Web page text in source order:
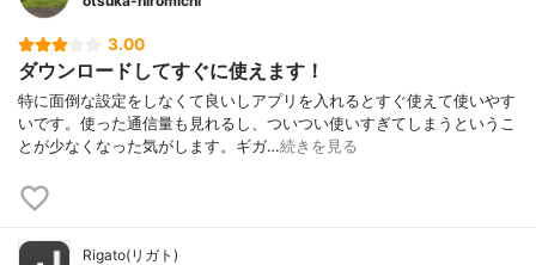
3.00
ダウンロードしてすぐに使えます！
特に面倒な設定をしなくて良いしアプリを入れるとすぐ使えて使いやす
いです。使った通信量も見れるし、ついつい使いすぎてしまうというこ
とが少なくなった気がします。ギガ…続きを見る
Rigato(リガト)